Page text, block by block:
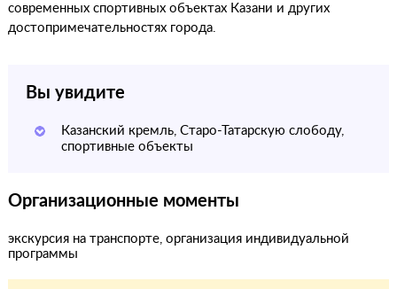
современных спортивных объектах Казани и других
достопримечательностях города.
Вы увидите
Казанский кремль, Старо-Татарскую слободу,
спортивные объекты
Организационные моменты
экскурсия на транспорте, организация индивидуальной
программы